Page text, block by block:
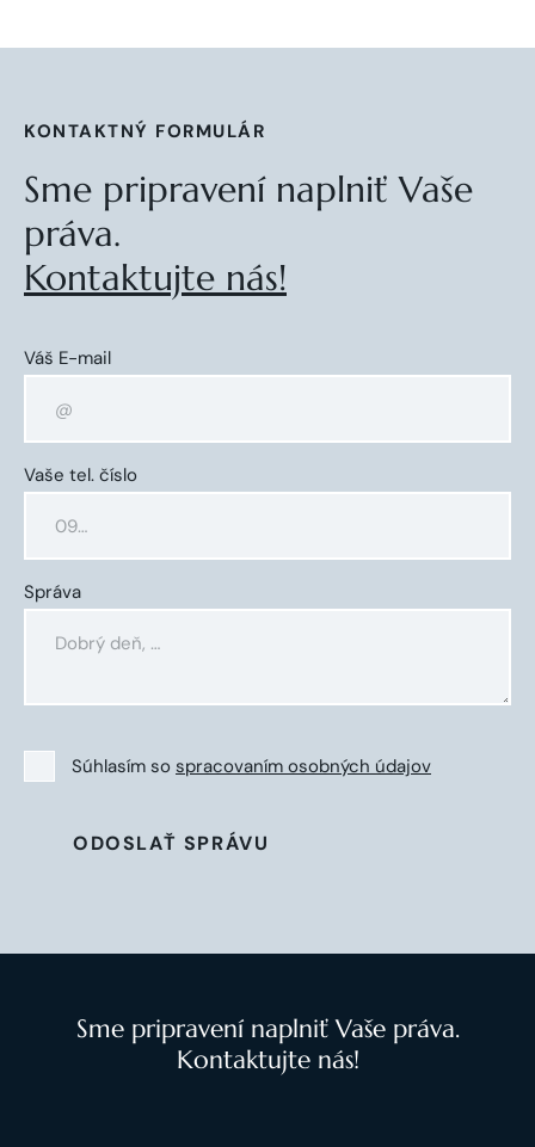
KONTAKTNÝ FORMULÁR
Sme pripravení naplniť Vaše
práva.
Kontaktujte nás!
Váš E-mail
Vaše tel. číslo
Správa
Súhlasím so spracovaním osobných údajov
ODOSLAŤ SPRÁVU
Sme pripravení naplniť Vaše práva.
Kontaktujte nás!